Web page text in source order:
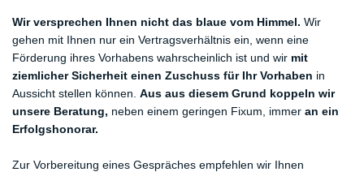
Wir versprechen Ihnen nicht das blaue vom Himmel. Wir
gehen mit Ihnen nur ein Vertragsverhältnis ein, wenn eine
Förderung ihres Vorhabens wahrscheinlich ist und wir mit
ziemlicher Sicherheit einen Zuschuss für Ihr Vorhaben in
Aussicht stellen können. Aus aus diesem Grund koppeln wir
unsere Beratung, neben einem geringen Fixum, immer an ein
Erfolgshonorar.
Zur Vorbereitung eines Gespräches empfehlen wir Ihnen